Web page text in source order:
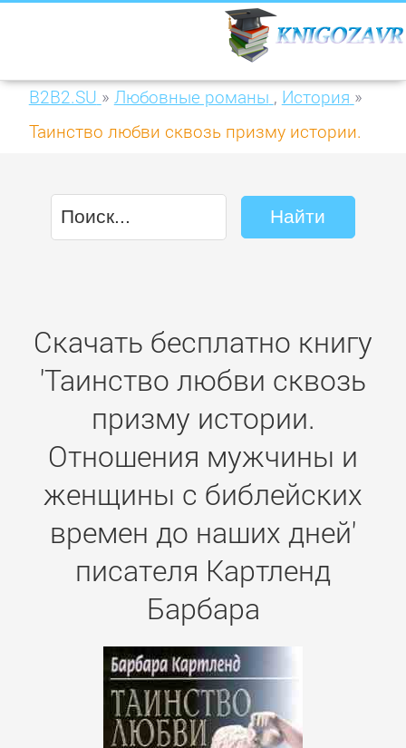
B2B2.SU » Любовные романы , История »
Таинство любви сквозь призму истории.
библейских времен до наших дней
Скачать бесплатно книгу
'Таинство любви сквозь
призму истории.
Отношения мужчины и
женщины с библейских
времен до наших дней'
писателя Картленд
Барбара